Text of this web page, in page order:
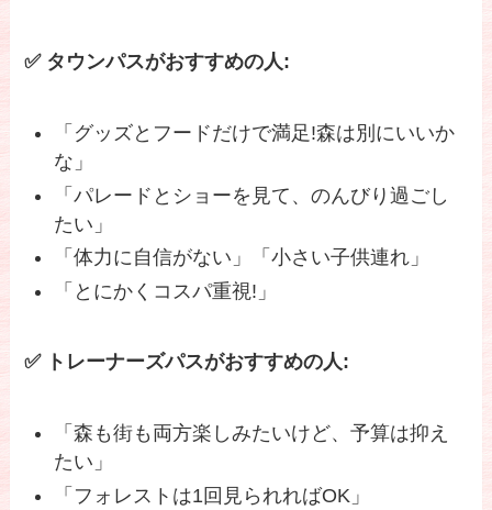
✅ タウンパスがおすすめの人:
「グッズとフードだけで満足!森は別にいいか
な」
「パレードとショーを見て、のんびり過ごし
たい」
「体力に自信がない」「小さい子供連れ」
「とにかくコスパ重視!」
✅ トレーナーズパスがおすすめの人:
「森も街も両方楽しみたいけど、予算は抑え
たい」
「フォレストは1回見られればOK」